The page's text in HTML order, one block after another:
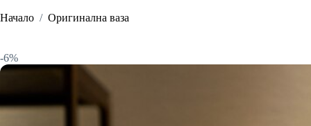
Начало / Оригинална ваза
-6%